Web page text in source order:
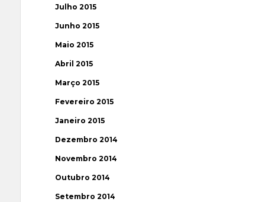
Julho 2015
Junho 2015
Maio 2015
Abril 2015
Março 2015
Fevereiro 2015
Janeiro 2015
Dezembro 2014
Novembro 2014
Outubro 2014
Setembro 2014